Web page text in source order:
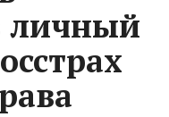
личный